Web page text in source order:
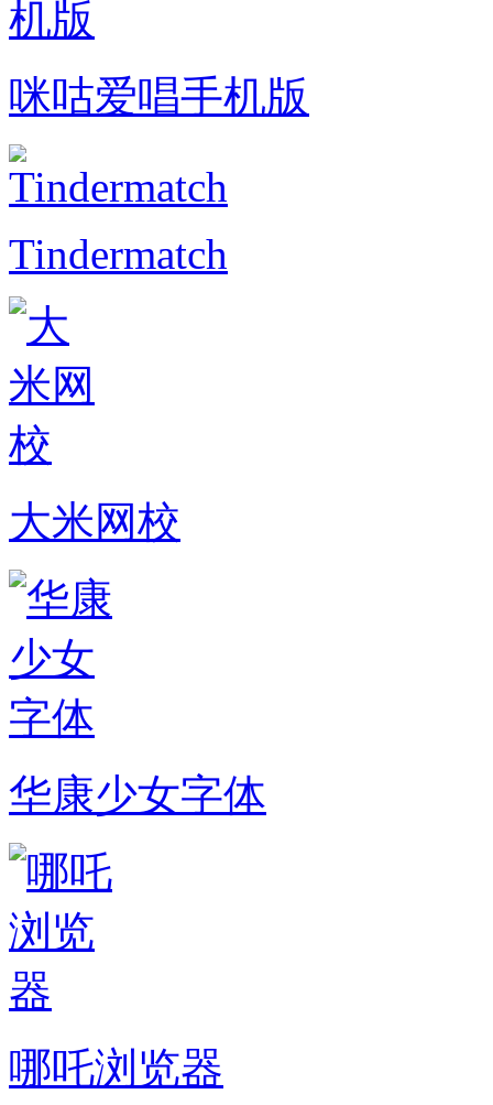
咪咕爱唱手机版
Tindermatch
大米网校
华康少女字体
哪吒浏览器